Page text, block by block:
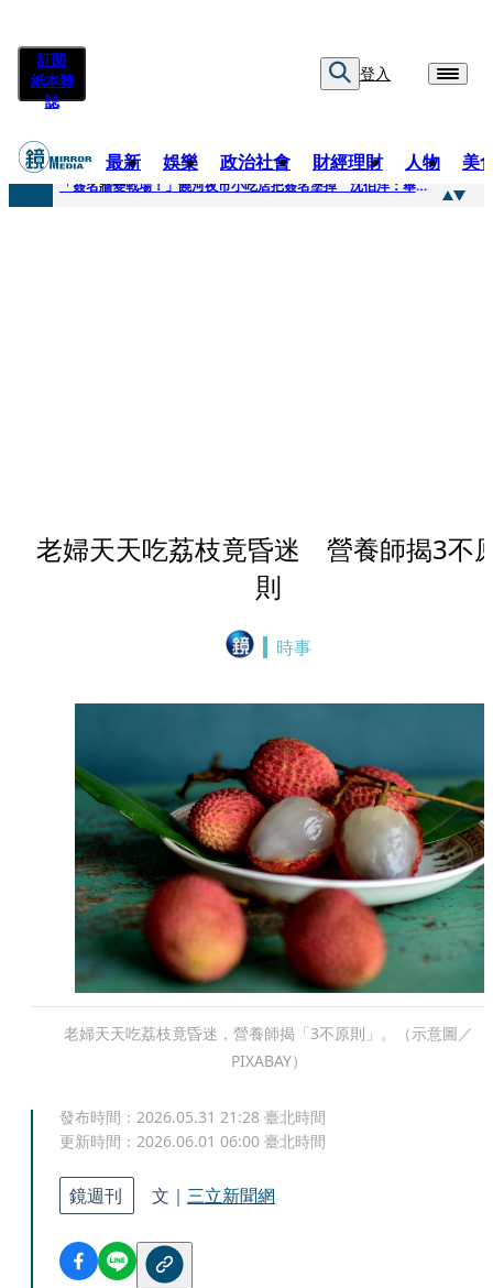
訂閱
紙本雜
誌
登入
最新 娛樂 政治社會 財經理財 人物 美
快訊
「簽名牆變戰場！」饒河夜市小吃店把簽名塗掉 沈伯洋：舉雙手贊成
老婦天天吃荔枝竟昏迷 營養師揭3不
則
時事
老婦天天吃荔枝竟昏迷，營養師揭「3不原則」。（示意圖／
PIXABAY）
發布時間： 2026.05.31 21:28 臺北時間
更新時間： 2026.06.01 06:00 臺北時間
鏡週刊 文｜ 三立新聞網